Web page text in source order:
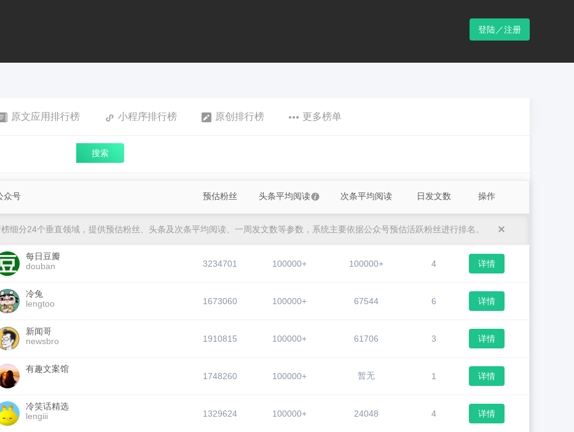
登陆／注册
原文应用排行榜 小程序排行榜 原创排行榜 更多榜单
搜索
众号 预估粉丝 头条平均阅读 次条平均阅读 日发文数 操作
细分24个垂直领域，提供预估粉丝、头条及次条平均阅读、一周发文数等参数，系统主要依据公众号预估活跃粉丝进行排名。
每日豆瓣
douban
3234701 100000+ 100000+ 4 详情
冷兔
lengtoo
1673060 100000+ 67544 6 详情
新闻哥
newsbro
1910815 100000+ 61706 3 详情
有趣文案馆
1748260 100000+ 暂无 1 详情
冷笑话精选
lengiii
1329624 100000+ 24048 4 详情